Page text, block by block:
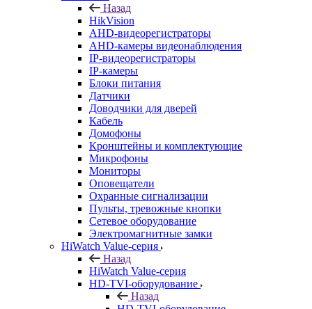
Назад
HikVision
AHD-видеорегистраторы
AHD-камеры видеонаблюдения
IP-видеорегистраторы
IP-камеры
Блоки питания
Датчики
Доводчики для дверей
Кабель
Домофоны
Кронштейны и комплектующие
Микрофоны
Мониторы
Оповещатели
Охранные сигнализации
Пульты, тревожные кнопки
Сетевое оборудование
Электромагнитные замки
HiWatch Value-серия
Назад
HiWatch Value-серия
HD-TVI-оборудование
Назад